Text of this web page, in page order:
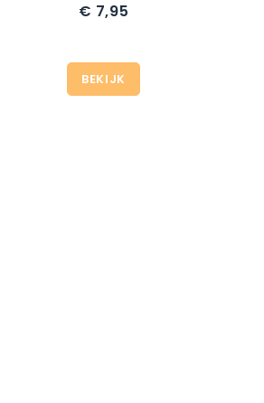
Prijs
€ 7,95
BEKIJK